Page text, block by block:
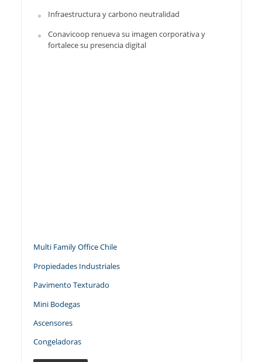
Infraestructura y carbono neutralidad
Conavicoop renueva su imagen corporativa y
fortalece su presencia digital
Multi Family Office Chile
Propiedades Industriales
Pavimento Texturado
Mini Bodegas
Ascensores
Congeladoras